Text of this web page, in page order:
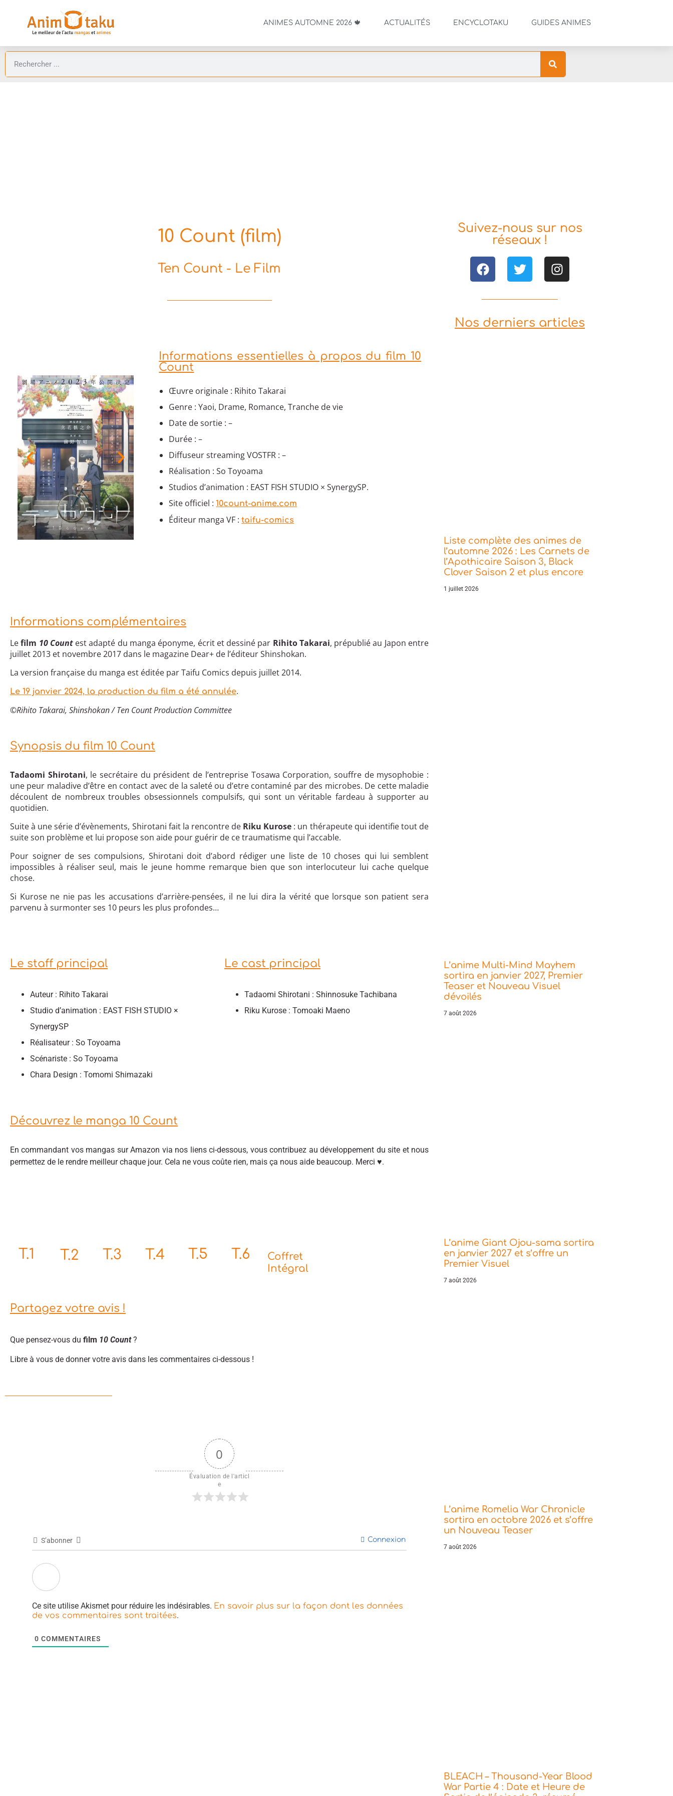
ANIMES AUTOMNE 2026 🍁 ACTUALITÉS ENCYCLOTAKU GUIDES ANIMES
10 Count (film)
Ten Count - Le Film
Informations essentielles à propos du film 10
Count
Œuvre originale : Rihito Takarai
Genre : Yaoi, Drame, Romance, Tranche de vie
Date de sortie : –
Durée : –
Diffuseur streaming VOSTFR : –
Réalisation : So Toyoama
Studios d’animation : EAST FISH STUDIO × SynergySP.
Site officiel :10count-anime.com
Éditeur manga VF :taifu-comics
Informations complémentaires
Lefilm 10 Countest adapté du manga éponyme, écrit et dessiné par Rihito Takarai, prépublié au Japon entre
juillet 2013 et novembre 2017 dans le magazine Dear+ de l’éditeur Shinshokan.
La version française du manga est éditée par Taifu Comics depuis juillet 2014.
Le 19 janvier 2024, la production du film a été annulée.
©Rihito Takarai, Shinshokan / Ten Count Production Committee
Synopsis du film 10 Count
Tadaomi Shirotani, le secrétaire du président de l’entreprise Tosawa Corporation, souffre de mysophobie :
une peur maladive d’être en contact avec de la saleté ou d’etre contaminé par des microbes. De cette maladie
découlent de nombreux troubles obsessionnels compulsifs, qui sont un véritable fardeau à supporter au
quotidien.
Suite à une série d’évènements, Shirotani fait la rencontre de Riku Kurose : un thérapeute qui identifie tout de
suite son problème et lui propose son aide pour guérir de ce traumatisme qui l’accable.
Pour soigner de ses compulsions, Shirotani doit d’abord rédiger une liste de 10 choses qui lui semblent
impossibles à réaliser seul, mais le jeune homme remarque bien que son interlocuteur lui cache quelque
chose.
Si Kurose ne nie pas les accusations d’arrière-pensées, il ne lui dira la vérité que lorsque son patient sera
parvenu à surmonter ses 10 peurs les plus profondes…
Le staff principal
Auteur : Rihito Takarai
Studio d’animation : EAST FISH STUDIO ×
SynergySP
Réalisateur : So Toyoama
Scénariste : So Toyoama
Chara Design : Tomomi Shimazaki
Le cast principal
Tadaomi Shirotani : Shinnosuke Tachibana
Riku Kurose : Tomoaki Maeno
Découvrez le manga 10 Count
En commandant vos mangas sur Amazon via nos liens ci-dessous, vous contribuez au développement du site et nous
permettez de le rendre meilleur chaque jour. Cela ne vous coûte rien, mais ça nous aide beaucoup. Merci ♥.
T.1 T.2 T.3 T.4 T.5 T.6
Coffret
Intégral
Partagez votre avis !
Que pensez-vous du film 10 Count?
Libre à vous de donner votre avis dans les commentaires ci-dessous !
0
Évaluation de l'articl
e
S’abonner Connexion
Ce site utilise Akismet pour réduire les indésirables. En savoir plus sur la façon dont les données
de vos commentaires sont traitées.
0 COMMENTAIRES
Suivez-nous sur nos
réseaux !
Nos derniers articles
Liste complète des animes de
l’automne 2026 : Les Carnets de
l’Apothicaire Saison 3, Black
Clover Saison 2 et plus encore
1 juillet 2026
L’anime Multi-Mind Mayhem
sortira en janvier 2027, Premier
Teaser et Nouveau Visuel
dévoilés
7 août 2026
L’anime Giant Ojou-sama sortira
en janvier 2027 et s’offre un
Premier Visuel
7 août 2026
L’anime Romelia War Chronicle
sortira en octobre 2026 et s’offre
un Nouveau Teaser
7 août 2026
BLEACH – Thousand-Year Blood
War Partie 4 : Date et Heure de